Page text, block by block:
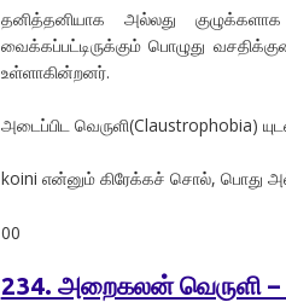
தனித்தனியாக அல்லது
வைக்கப்பட்டிருக்கும் பொழுது
உள்ளாகின்றனர்.
அடைப்பிட வெருளி(Claustrophobia)
koini என்னும் கிரேக்கச் சொல், பொது
00
234. அறைகலன் வெருளி –